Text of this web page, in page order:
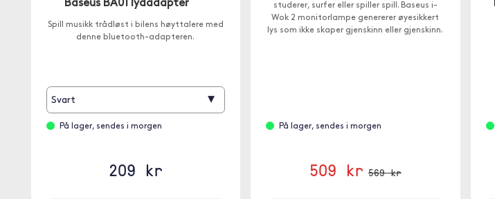
Baseus BA01 lydadapter
Spill musikk trådløst i bilens høyttalere med
denne bluetooth-adapteren.
Svart ▾
På lager, sendes i morgen
209 kr
studerer, surfer eller spiller spill. Baseus i-
Wok 2 monitorlampe genererer øyesikkert
lys som ikke skaper gjenskinn eller gjenskinn.
På lager, sendes i morgen
509 kr 569 kr